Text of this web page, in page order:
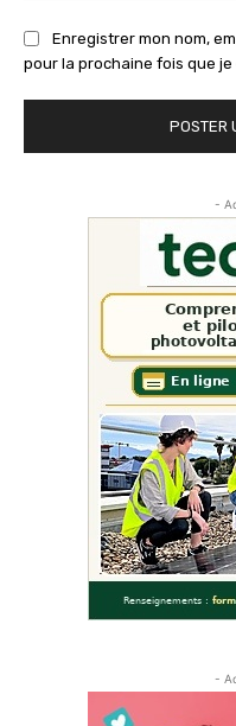
Enregistrer mon nom,
pour la prochaine fois que je
-
-